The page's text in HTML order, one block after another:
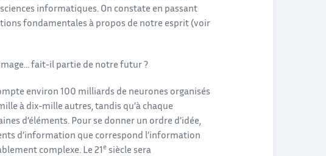
informatiques. On constate en passant
fondamentales à propos de notre esprit (voir
fait-il partie de notre futur ?
environ 100 milliards de neurones organisés
à dix-mille autres, tandis qu’à chaque
d’éléments. Pour se donner un ordre d’idée,
d’information que correspond l’information
complexe. Le 21 e siècle sera